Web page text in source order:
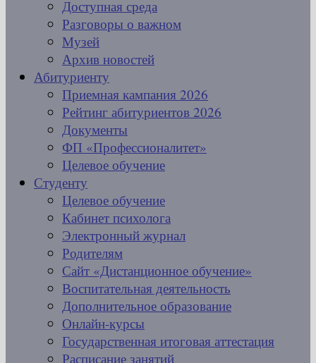
Доступная среда
Разговоры о важном
Музей
Архив новостей
Абитуриенту
Приемная кампания 2026
Рейтинг абитуриентов 2026
Документы
ФП «Профессионалитет»
Целевое обучение
Студенту
Целевое обучение
Кабинет психолога
Электронный журнал
Родителям
Сайт «Дистанционное обучение»
Воспитательная деятельность
Дополнительное образование
Онлайн-курсы
Государственная итоговая аттестация
Расписание занятий